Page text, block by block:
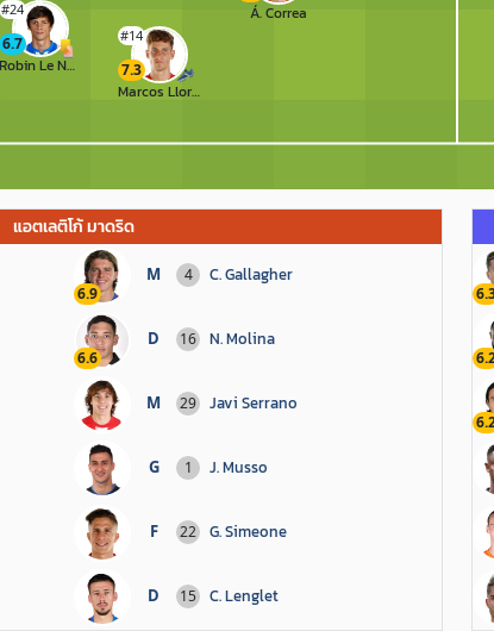
Robin Le Normand
#24
6.7
Marcos Llorente
#14
7.3
Á. Correa
แอตเลติโก้ มาดริด
6.9
M 4 C. Gallagher
6.6
D 16 N. Molina
M 29 Javi Serrano
G 1 J. Musso
F 22 G. Simeone
D 15 C. Lenglet